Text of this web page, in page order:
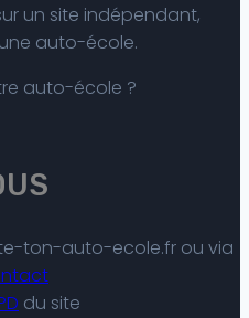
un site indépendant,
auto-école.
auto-école ?
ton-auto-ecole.fr ou via
du site